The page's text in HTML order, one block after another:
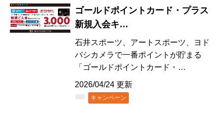
ゴールドポイントカード・プラス
新規入会キ…
石井スポーツ、アートスポーツ、ヨド
バシカメラで一番ポイントが貯まる
「ゴールドポイントカード・…
2026/04/24 更新
キャンペーン